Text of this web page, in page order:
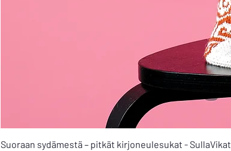
Suoraan sydämestä – pitkät kirjoneulesukat - SullaVikat